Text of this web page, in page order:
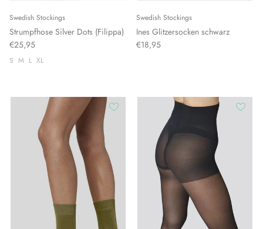
Swedish Stockings
Strumpfhose Silver Dots (Filippa)
€25,95
S M L XL
Swedish Stockings
Ines Glitzersocken schwarz
€18,95